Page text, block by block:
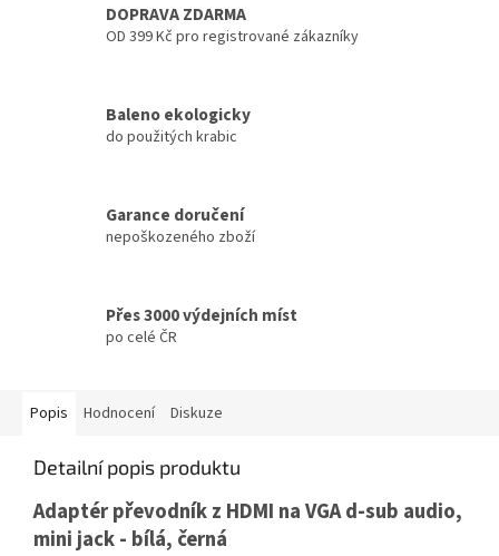
DOPRAVA ZDARMA
OD 399 Kč pro registrované zákazníky
Baleno ekologicky
do použitých krabic
Garance doručení
nepoškozeného zboží
Přes 3000 výdejních míst
po celé ČR
Popis Hodnocení Diskuze
Detailní popis produktu
Adaptér převodník z HDMI na VGA d-sub audio,
mini jack - bílá, černá